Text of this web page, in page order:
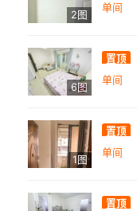
2图
单间
6图
置顶
单间
1图
置顶
单间
置顶